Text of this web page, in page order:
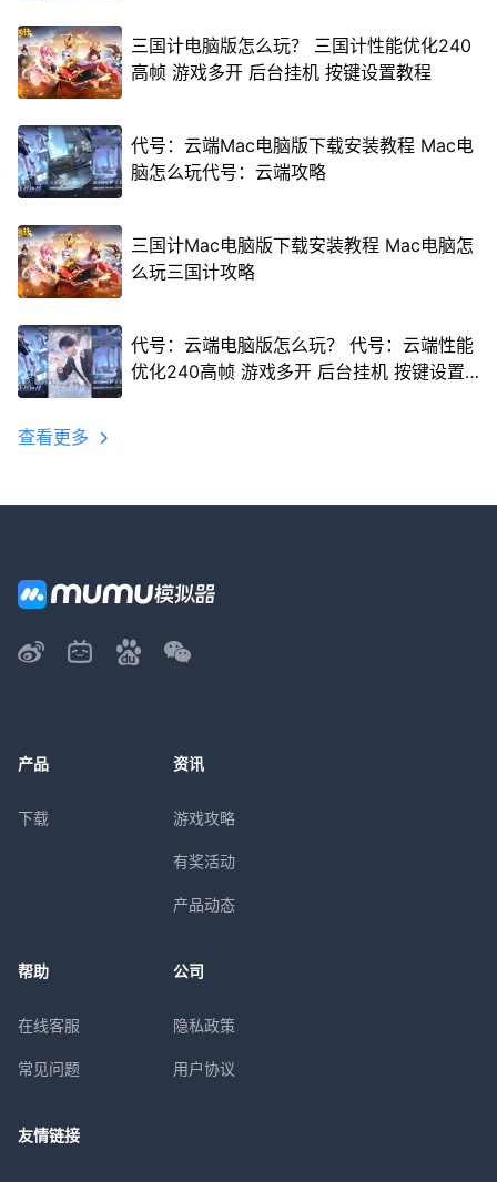
三国计电脑版怎么玩？ 三国计性能优化240
高帧 游戏多开 后台挂机 按键设置教程
代号：云端Mac电脑版下载安装教程 Mac电
脑怎么玩代号：云端攻略
三国计Mac电脑版下载安装教程 Mac电脑怎
么玩三国计攻略
代号：云端电脑版怎么玩？ 代号：云端性能
优化240高帧 游戏多开 后台挂机 按键设置
查看更多
产品
下载
资讯
游戏攻略
有奖活动
产品动态
帮助
在线客服
常见问题
公司
隐私政策
用户协议
友情链接